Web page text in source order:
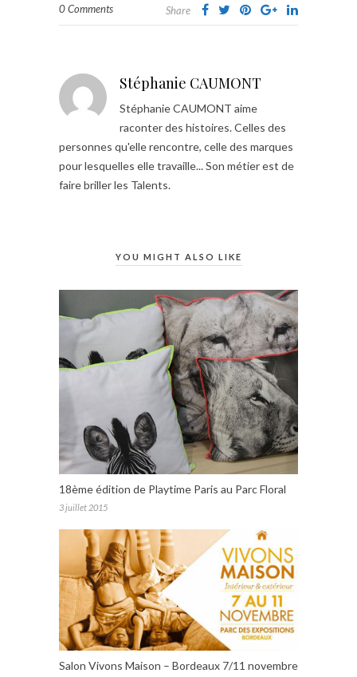
0 Comments Share
Stéphanie CAUMONT
Stéphanie CAUMONT aime
raconter des histoires. Celles des
personnes qu'elle rencontre, celle des marques
pour lesquelles elle travaille... Son métier est de
faire briller les Talents.
YOU MIGHT ALSO LIKE
18ème édition de Playtime Paris au Parc Floral
3 juillet 2015
Salon Vivons Maison – Bordeaux 7/11 novembre